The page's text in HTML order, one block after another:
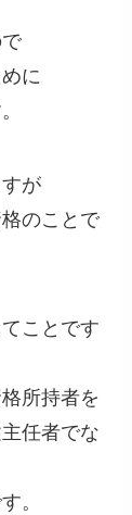
に
が
のことで
ことです
所持者を
任者でな
。